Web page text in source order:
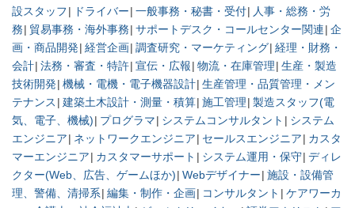
設スタッフ
ドライバー 一般事務・秘書・受付
人事・総務・労
務
貿易事務・海外事務 サポートデスク・コールセンター関連 企
画・商品開発 経営企画 調査研究・マーケティング 経理・財務・
会計 法務・審査・特許 宣伝・広報 物流・在庫管理 生産・製造
技術開発 機械・電機・電子機器設計 生産管理・品質管理・メン
テナンス
建築土木設計・測量・積算 施工管理 製造スタッフ(電
気、電子、機械)
プログラマ システムコンサルタント
システム
エンジニア
ネットワークエンジニア セールスエンジニア
カスタ
マーエンジニア
カスタマーサポート システム運用・保守 ディレ
クター(Web、広告、ゲームほか) Webデザイナー 施設・設備管
理、警備、清掃系 編集・制作・企画 コンサルタント
ケアワーカ